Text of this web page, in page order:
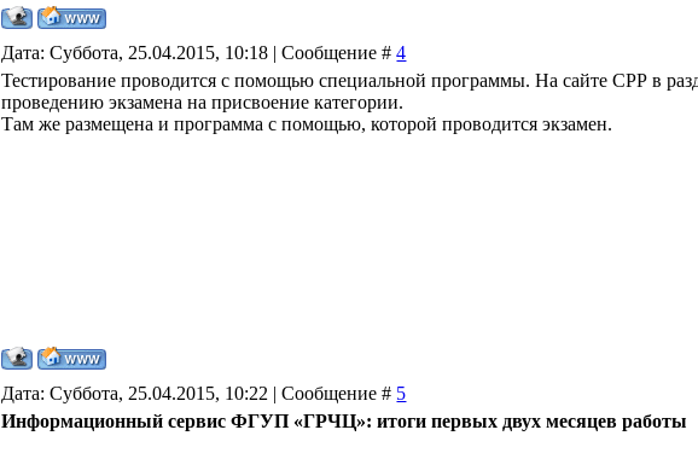
Дата: Суббота, 25.04.2015, 10:18 | Сообщение #4
Тестирование проводится с помощью специальной программы. На сайте СРР в
проведению экзамена на присвоение категории.
Там же размещена и программа с помощью, которой проводится экзамен.
Дата: Суббота, 25.04.2015, 10:22 | Сообщение # 5
Информационный сервис ФГУП «ГРЧЦ»: итоги первых двух месяцев работы